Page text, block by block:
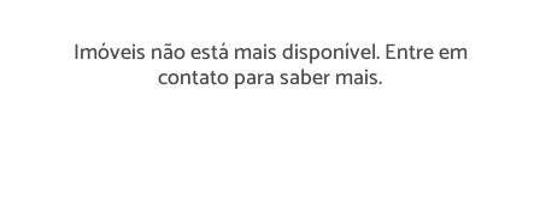
Imóveis não está mais disponível. Entre em
contato para saber mais.